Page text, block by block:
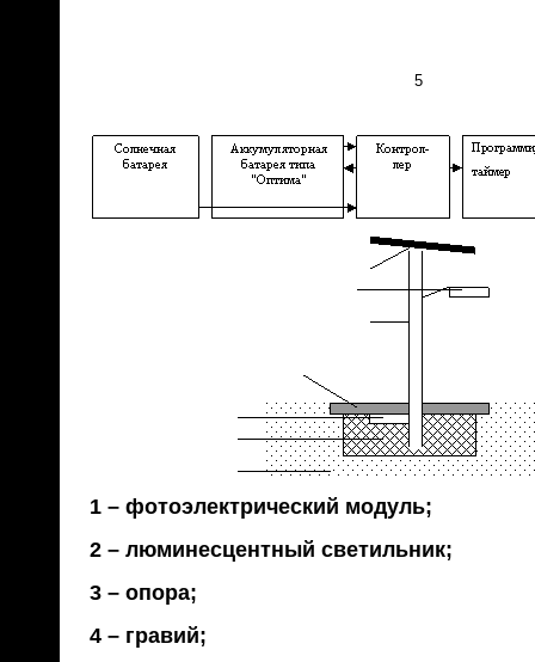
5
1 – фотоэлектрический модуль;
2 – люминесцентный светильник;
3 – опора;
4 – гравий;